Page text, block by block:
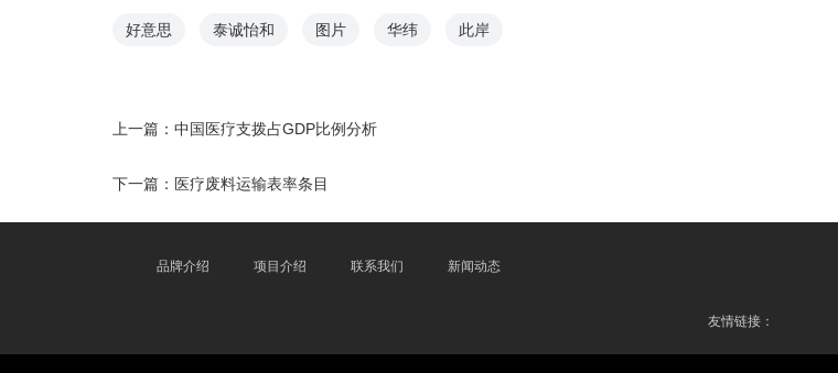
好意思 泰诚怡和 图片 华纬 此岸
上一篇： 中国医疗支拨占GDP比例分析
下一篇： 医疗废料运输表率条目
品牌介绍 项目介绍 联系我们 新闻动态
友情链接：